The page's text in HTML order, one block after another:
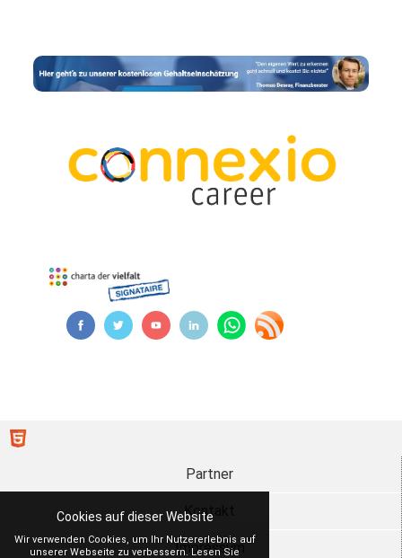
Cookies auf dieser Website
Wir verwenden Cookies, um Ihr Nutzererlebnis auf
unserer Webseite zu verbessern. Lesen Sie
Partner
Kontakt
Impressum